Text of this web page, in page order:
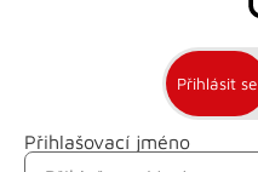
Přihlásit se
Přihlašovací jméno
Jméno